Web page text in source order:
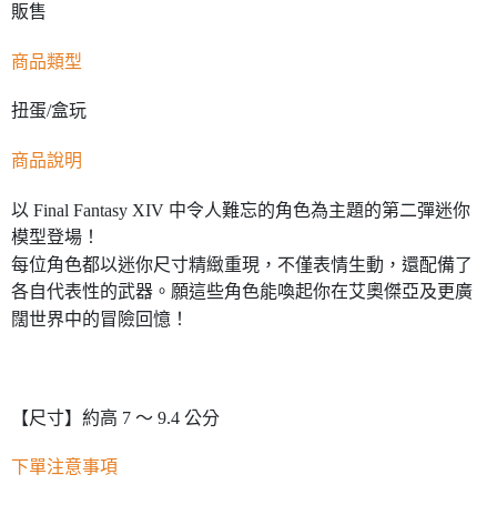
販售
商品類型
扭蛋/盒玩
商品說明
以 Final Fantasy XIV 中令人難忘的角色為主題的第二彈迷你
模型登場！
每位角色都以迷你尺寸精緻重現，不僅表情生動，還配備了
各自代表性的武器。願這些角色能喚起你在艾奧傑亞及更廣
闊世界中的冒險回憶！
【尺寸】約高 7 ～ 9.4 公分
下單注意事項